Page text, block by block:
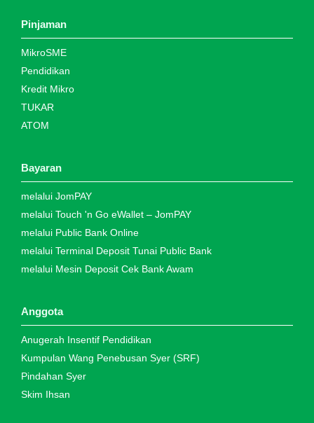
Pinjaman
MikroSME
Pendidikan
Kredit Mikro
TUKAR
ATOM
Bayaran
melalui JomPAY
melalui Touch 'n Go eWallet – JomPAY
melalui Public Bank Online
melalui Terminal Deposit Tunai Public Bank
melalui Mesin Deposit Cek Bank Awam
Anggota
Anugerah Insentif Pendidikan
Kumpulan Wang Penebusan Syer (SRF)
Pindahan Syer
Skim Ihsan